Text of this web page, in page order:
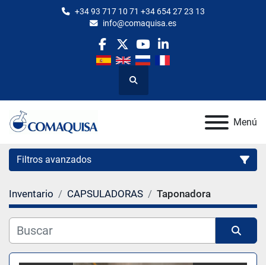
+34 93 717 10 71 +34 654 27 23 13
info@comaquisa.es
facebook
twitteryoutubelinkedin
Buscar
Menú
Filtros avanzados
Categoría
Fabricante
Inventario CAPSULADORAS Taponadora
Ordenar por